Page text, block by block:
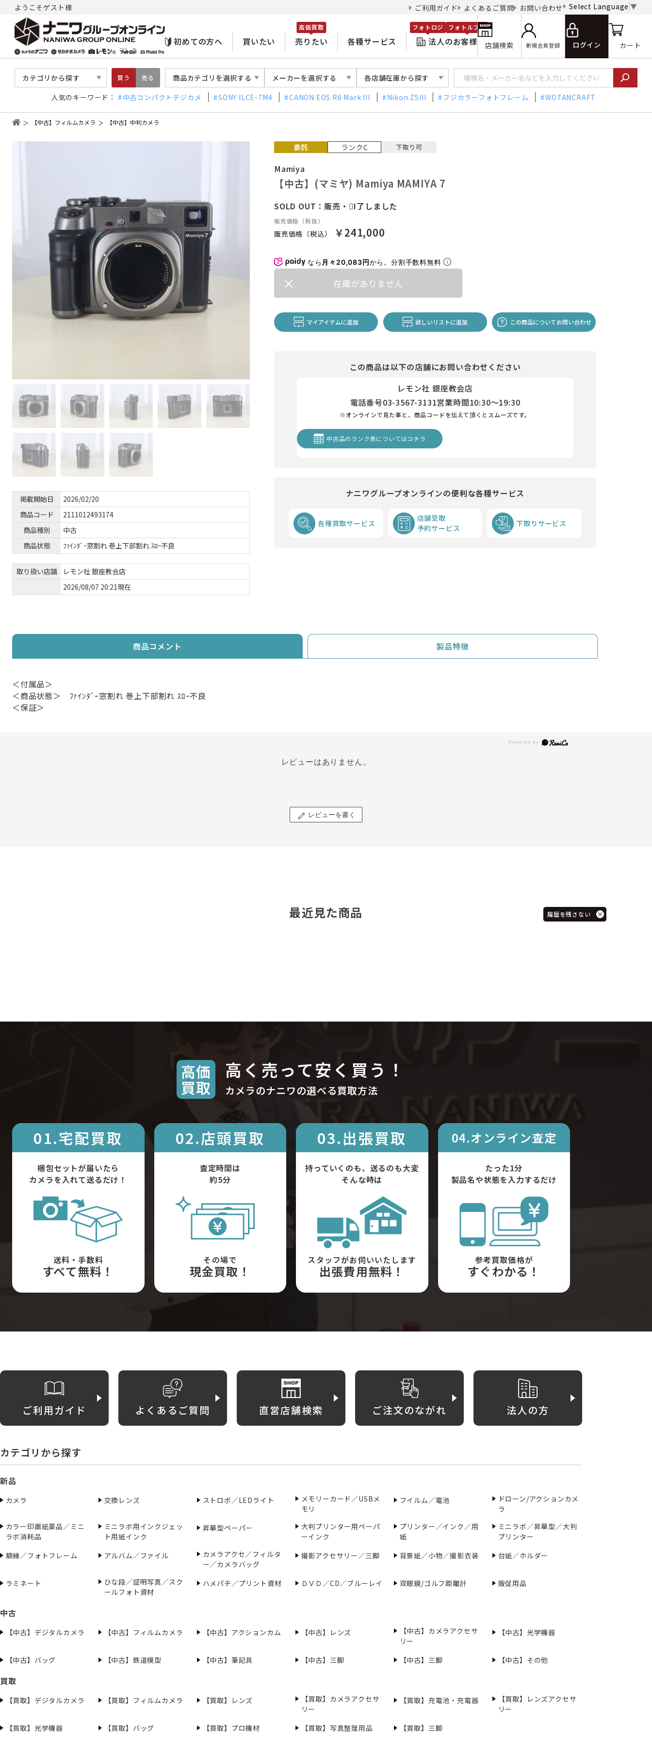
ようこそゲスト様 ご利用ガイド よくあるご質問 お問い合わせ Select Language ▼
初めての方へ 買いたい 売りたい
高価買取
各種サービス 法人のお客様
フォトロジ フォトルプロ
店舗検索 新規会員登録 ログイン カート
カテゴリから探す 買う 売る 商品カテゴリを選択する メーカーを選択する 各店舗在庫から探す
人気のキーワード： 中古コンパクトデジカメ SONY ILCE-7M4 CANON EOS R6 Mark III Nikon Z5III フジカラーフォトフレーム WOTANCRAFT
【中古】フィルムカメラ 【中古】中判カメラ
掲載開始日
2026/02/20
商品コード
2111012493174
商品種別
中古
商品状態
ﾌｧｲﾝﾀﾞｰ窓割れ 巻上下部割れ ｽﾛｰ不良
取り扱い店舗
レモン社 銀座教会店
2026/08/07 20:21現在
Mamiya
【中古】(マミヤ) Mamiya MAMIYA 7
SOLD OUT：販売・I了しました
販売価格（税抜）
販売価格（税込） ￥241,000
なら 月々20,083円から。分割手数料無料
在庫がありません
マイアイテムに追加 欲しいリストに追加 この商品についてお問い合わせ
この商品は以下の店舗にお問い合わせください
レモン社 銀座教会店
電話番号03-3567-3131営業時間10:30～19:30
※オンラインで見た事と、商品コードを伝えて頂くとスムーズです。
中古品のランク表についてはコチラ
ナニワグループオンラインの便利な各種サービス
各種買取サービス
店舗受取
予約サービス
下取りサービス
商品コメント 製品特徴
＜付属品＞
＜商品状態＞ ﾌｧｲﾝﾀﾞｰ窓割れ 巻上下部割れ ｽﾛｰ不良
＜保証＞
レビューはありません。
レビューを書く
最近見た商品 履歴を残さない
高価
買取
高く売って安く買う！
カメラのナニワの選べる買取方法
01.宅配買取
梱包セットが届いたら
カメラを入れて送るだけ！
送料・手数料
すべて無料！
02.店頭買取
査定時間は
約5分
その場で
現金買取！
03.出張買取
持っていくのも、送るのも大変
そんな時は
スタッフがお伺いいたします
出張費用無料！
04.オンライン査定
たった1分
製品名や状態を入力するだけ
参考買取価格が
すぐわかる！
ご利用ガイド よくあるご質問 直営店舗検索 ご注文のながれ 法人の方
カテゴリから探す
新品
カメラ 交換レンズ ストロボ／LEDライト
メモリーカード／USBメ
モリ
フイルム／電池
ドローン/アクションカメ
ラ
カラー印画紙薬品／ミニ
ラボ消耗品
ミニラボ用インクジェッ
ト用紙インク
昇華型ペーパー
大判プリンター用ペーパ
ーインク
プリンター／インク／用
紙
ミニラボ／昇華型／大判
プリンター
額縁／フォトフレーム
アルバム／ファイル
カメラアクセ／フィルタ
ー／カメラバッグ
撮影アクセサリー／三脚 背景紙／小物／撮影衣装 台紙／ホルダー
ラミネート
ひな段／証明写真／スク
ールフォト資材
ハメパチ／プリント資材 ＤＶＤ／CD／ブルーレイ 双眼鏡/ゴルフ距離計 販促用品
中古
【中古】デジタルカメラ 【中古】フィルムカメラ 【中古】アクションカム 【中古】レンズ
【中古】カメラアクセサ
リー
【中古】光学機器
【中古】バッグ 【中古】鉄道模型 【中古】筆記具 【中古】三脚 【中古】三脚 【中古】その他
買取
【買取】デジタルカメラ 【買取】フィルムカメラ 【買取】レンズ
【買取】カメラアクセサ
リー
【買取】充電池・充電器
【買取】レンズアクセサ
リー
【買取】光学機器
【買取】バッグ 【買取】プロ機材 【買取】写真整理用品 【買取】三脚